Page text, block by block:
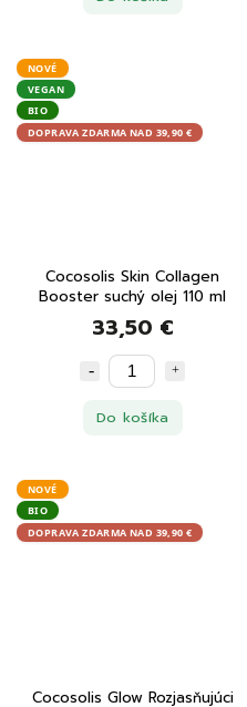
NOVÉ
VEGAN
BIO
DOPRAVA ZDARMA NAD 39,90 €
Cocosolis Skin Collagen
Booster suchý olej 110 ml
33,50 €
Do košíka
NOVÉ
BIO
DOPRAVA ZDARMA NAD 39,90 €
Cocosolis Glow Rozjasňujúci